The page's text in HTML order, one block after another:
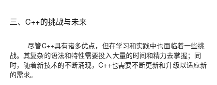
三、C++的挑战与未来
尽管C++具有诸多优点，但在学习和实践中也面临着一些挑
战。其复杂的语法和特性需要投入大量的时间和精力去掌握；同
时，随着新技术的不断涌现，C++也需要不断更新和升级以适应新
的需求。